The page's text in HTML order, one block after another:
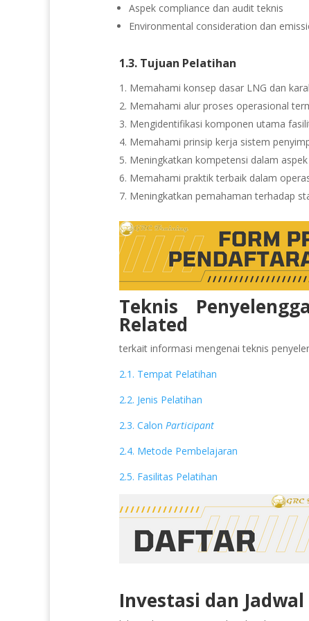
Aspek compliance dan audit teknis
Environmental consideration dan
1.3. Tujuan Pelatihan
Memahami konsep dasar LNG dan
Memahami alur proses operasional
Mengidentifikasi komponen utama
Memahami prinsip kerja sistem
Meningkatkan kompetensi dalam
Memahami praktik terbaik dalam
Meningkatkan pemahaman terhadap
Teknis
Related
terkait informasi mengenai teknis
2.1. Tempat Pelatihan
2.2. Jenis Pelatihan
2.3. Calon Participant
2.4. Metode Pembelajaran
2.5. Fasilitas Pelatihan
Investasi dan